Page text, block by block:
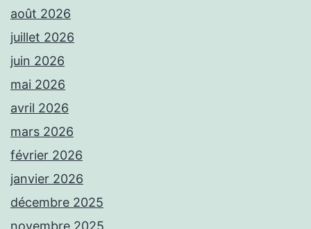
août 2026
juillet 2026
juin 2026
mai 2026
avril 2026
mars 2026
février 2026
janvier 2026
décembre 2025
novembre 2025